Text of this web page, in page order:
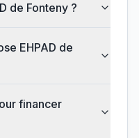
de Fonteny ?
EHPAD de
financer